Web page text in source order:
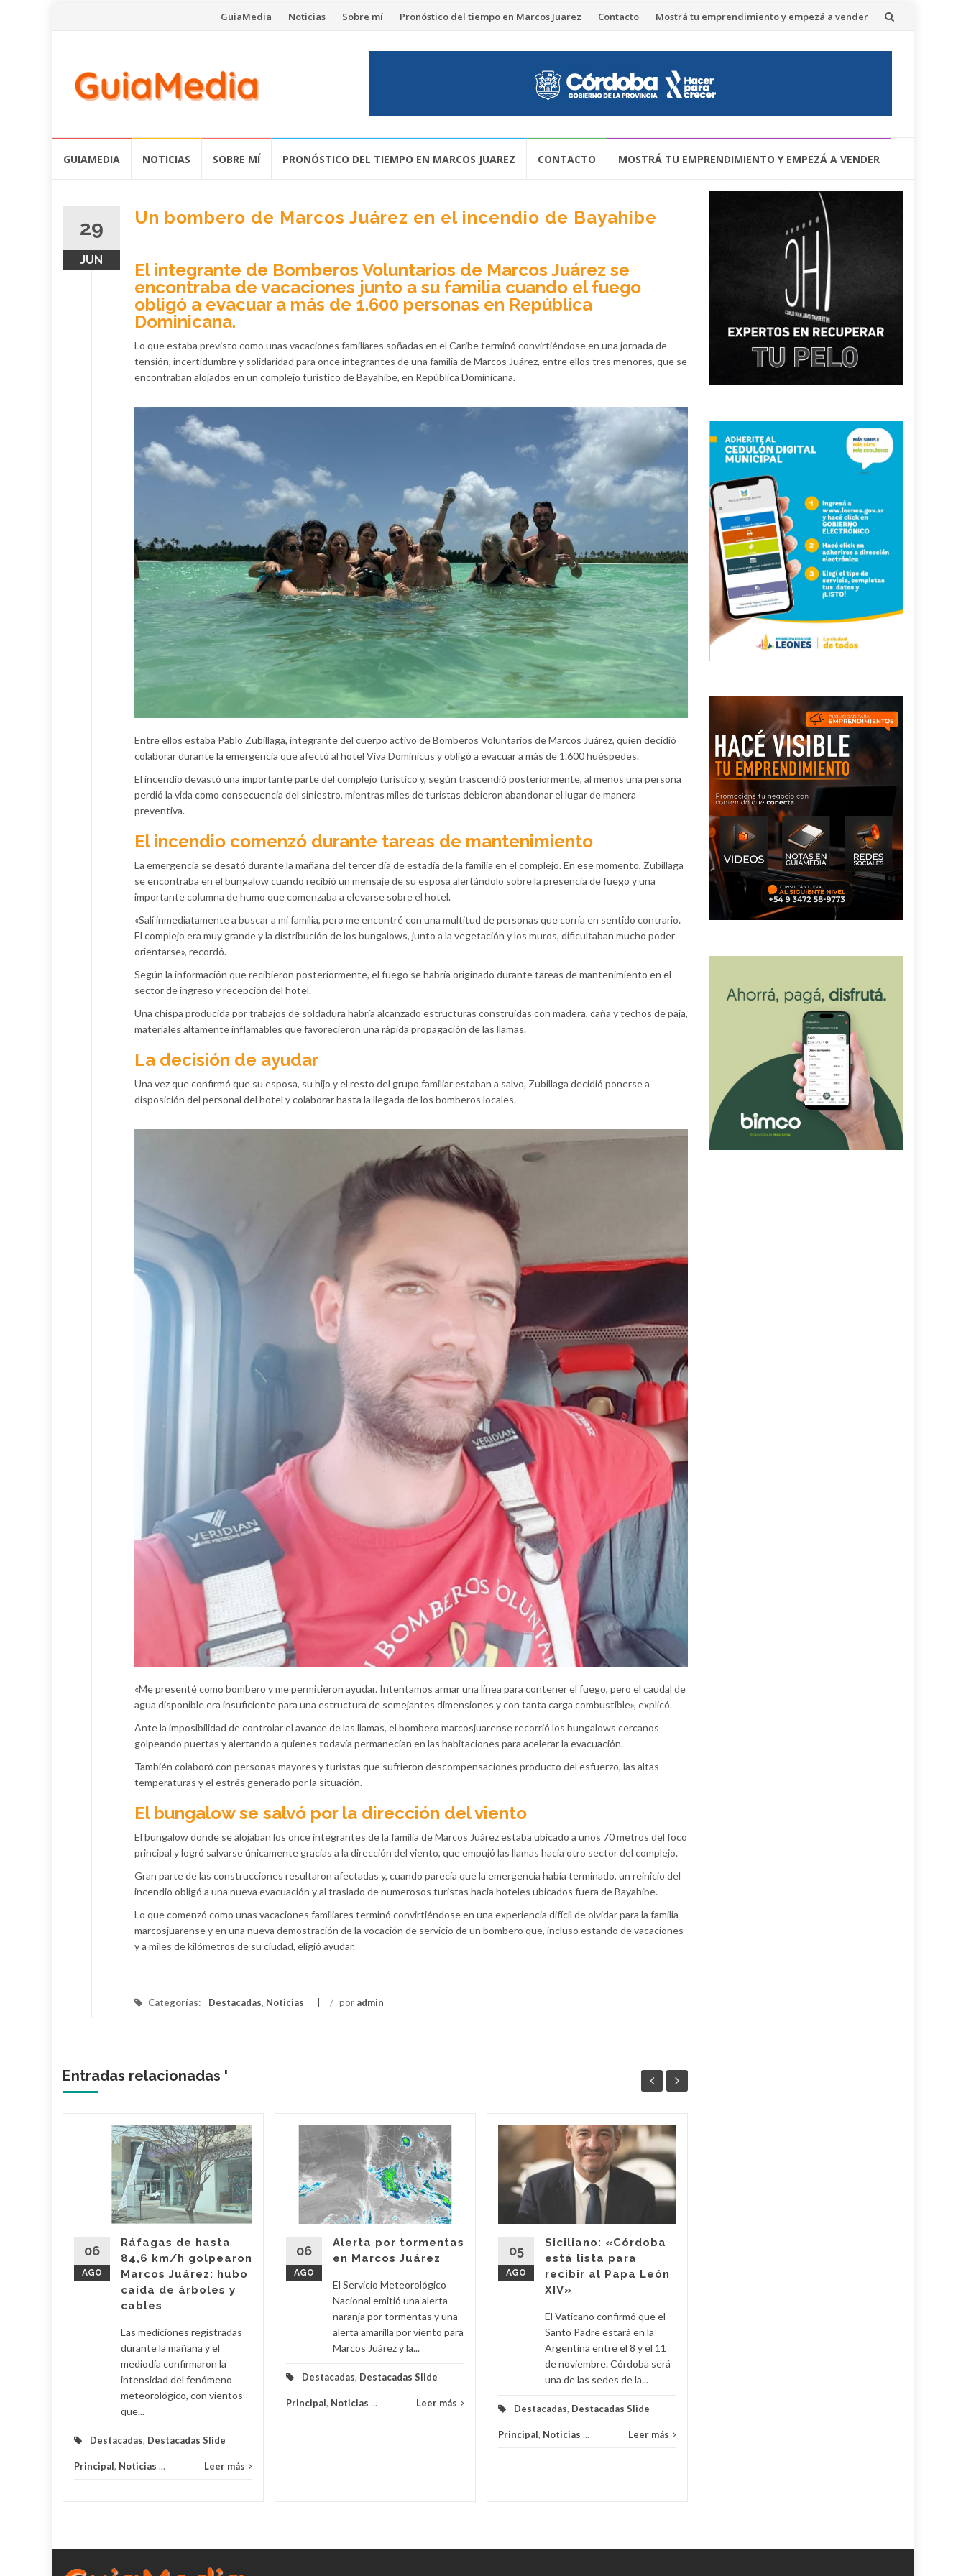
Saltar
contenido
GuiaMedia Noticias Sobre mí Pronóstico del tiempo en Marcos Juarez Contacto Mostrá tu emprendimiento y empezá a vender
GUIAMEDIA NOTICIAS SOBRE MÍ PRONÓSTICO DEL TIEMPO EN MARCOS JUAREZ CONTACTO MOSTRÁ TU EMPRENDIMIENTO Y EMPEZÁ A VENDER
29
JUN
Un bombero de Marcos Juárez en el incendio de Bayahibe
El integrante de Bomberos Voluntarios de Marcos Juárez se
encontraba de vacaciones junto a su familia cuando el fuego
obligó a evacuar a más de 1.600 personas en República
Dominicana.
Lo que estaba previsto como unas vacaciones familiares soñadas en el Caribe terminó convirtiéndose en una jornada de
tensión, incertidumbre y solidaridad para once integrantes de una familia de Marcos Juárez, entre ellos tres menores, que se
encontraban alojados en un complejo turístico de Bayahibe, en República Dominicana.
Entre ellos estaba Pablo Zubillaga, integrante del cuerpo activo de Bomberos Voluntarios de Marcos Juárez, quien decidió
colaborar durante la emergencia que afectó al hotel Viva Dominicus y obligó a evacuar a más de 1.600 huéspedes.
El incendio devastó una importante parte del complejo turístico y, según trascendió posteriormente, al menos una persona
perdió la vida como consecuencia del siniestro, mientras miles de turistas debieron abandonar el lugar de manera
preventiva.
El incendio comenzó durante tareas de mantenimiento
La emergencia se desató durante la mañana del tercer día de estadía de la familia en el complejo. En ese momento, Zubillaga
se encontraba en el bungalow cuando recibió un mensaje de su esposa alertándolo sobre la presencia de fuego y una
importante columna de humo que comenzaba a elevarse sobre el hotel.
«Salí inmediatamente a buscar a mi familia, pero me encontré con una multitud de personas que corría en sentido contrario.
El complejo era muy grande y la distribución de los bungalows, junto a la vegetación y los muros, dificultaban mucho poder
orientarse», recordó.
Según la información que recibieron posteriormente, el fuego se habría originado durante tareas de mantenimiento en el
sector de ingreso y recepción del hotel.
Una chispa producida por trabajos de soldadura habría alcanzado estructuras construidas con madera, caña y techos de paja,
materiales altamente inflamables que favorecieron una rápida propagación de las llamas.
La decisión de ayudar
Una vez que confirmó que su esposa, su hijo y el resto del grupo familiar estaban a salvo, Zubillaga decidió ponerse a
disposición del personal del hotel y colaborar hasta la llegada de los bomberos locales.
«Me presenté como bombero y me permitieron ayudar. Intentamos armar una línea para contener el fuego, pero el caudal de
agua disponible era insuficiente para una estructura de semejantes dimensiones y con tanta carga combustible», explicó.
Ante la imposibilidad de controlar el avance de las llamas, el bombero marcosjuarense recorrió los bungalows cercanos
golpeando puertas y alertando a quienes todavía permanecían en las habitaciones para acelerar la evacuación.
También colaboró con personas mayores y turistas que sufrieron descompensaciones producto del esfuerzo, las altas
temperaturas y el estrés generado por la situación.
El bungalow se salvó por la dirección del viento
El bungalow donde se alojaban los once integrantes de la familia de Marcos Juárez estaba ubicado a unos 70 metros del foco
principal y logró salvarse únicamente gracias a la dirección del viento, que empujó las llamas hacia otro sector del complejo.
Gran parte de las construcciones resultaron afectadas y, cuando parecía que la emergencia había terminado, un reinicio del
incendio obligó a una nueva evacuación y al traslado de numerosos turistas hacia hoteles ubicados fuera de Bayahibe.
Lo que comenzó como unas vacaciones familiares terminó convirtiéndose en una experiencia difícil de olvidar para la familia
marcosjuarense y en una nueva demostración de la vocación de servicio de un bombero que, incluso estando de vacaciones
y a miles de kilómetros de su ciudad, eligió ayudar.
Categorías: Destacadas, Noticias / por admin
Entradas relacionadas '
06
AGO
Ráfagas de hasta
84,6 km/h golpearon
Marcos Juárez: hubo
caída de árboles y
cables
Las mediciones registradas
durante la mañana y el
mediodía confirmaron la
intensidad del fenómeno
meteorológico, con vientos
que...
Destacadas, Destacadas Slide
Principal, Noticias ... Leer más
06
AGO
Alerta por tormentas
en Marcos Juárez
El Servicio Meteorológico
Nacional emitió una alerta
naranja por tormentas y una
alerta amarilla por viento para
Marcos Juárez y la...
Destacadas, Destacadas Slide
Principal, Noticias ... Leer más
05
AGO
Siciliano: «Córdoba
está lista para
recibir al Papa León
XIV»
El Vaticano confirmó que el
Santo Padre estará en la
Argentina entre el 8 y el 11
de noviembre. Córdoba será
una de las sedes de la...
Destacadas, Destacadas Slide
Principal, Noticias ... Leer más